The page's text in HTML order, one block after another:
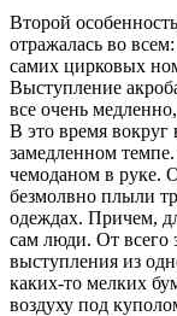
Второй
отражалась во
самих цирковых
Выступление
все очень
В это время вокруг
замедленном
чемоданом в руке.
безмолвно плыли
одеждах. Причем,
сам люди. От всего
выступления из
каких-то мелких
воздуху под